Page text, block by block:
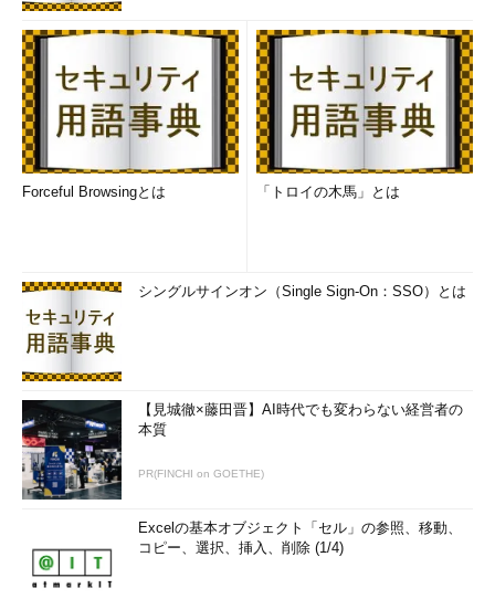
Forceful Browsingとは 「トロイの木馬」とは
シングルサインオン（Single Sign-On：SSO）とは
【見城徹×藤田晋】AI時代でも変わらない経営者の
本質
PR(FINCHI on GOETHE)
Excelの基本オブジェクト「セル」の参照、移動、
コピー、選択、挿入、削除 (1/4)